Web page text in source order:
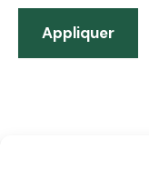
Appliquer